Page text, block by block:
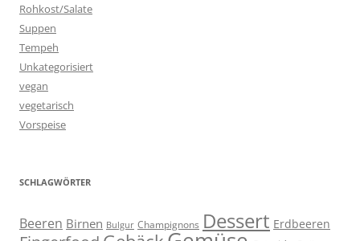
Rohkost/Salate
Suppen
Tempeh
Unkategorisiert
vegan
vegetarisch
Vorspeise
SCHLAGWÖRTER
Beeren Birnen Bulgur Champignons Dessert Erdbeeren